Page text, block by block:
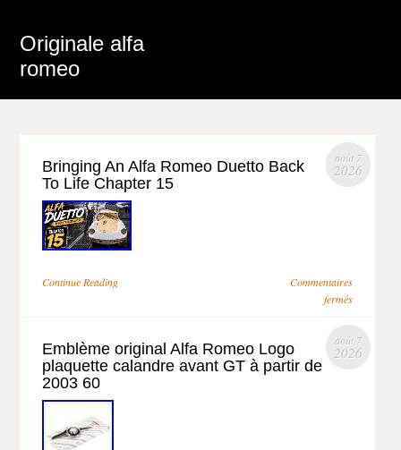
Originale alfa
romeo
août 7
2026
Bringing An Alfa Romeo Duetto Back
To Life Chapter 15
Continue Reading
Commentaires
fermés
août 7
2026
Emblème original Alfa Romeo Logo
plaquette calandre avant GT à partir de
2003 60